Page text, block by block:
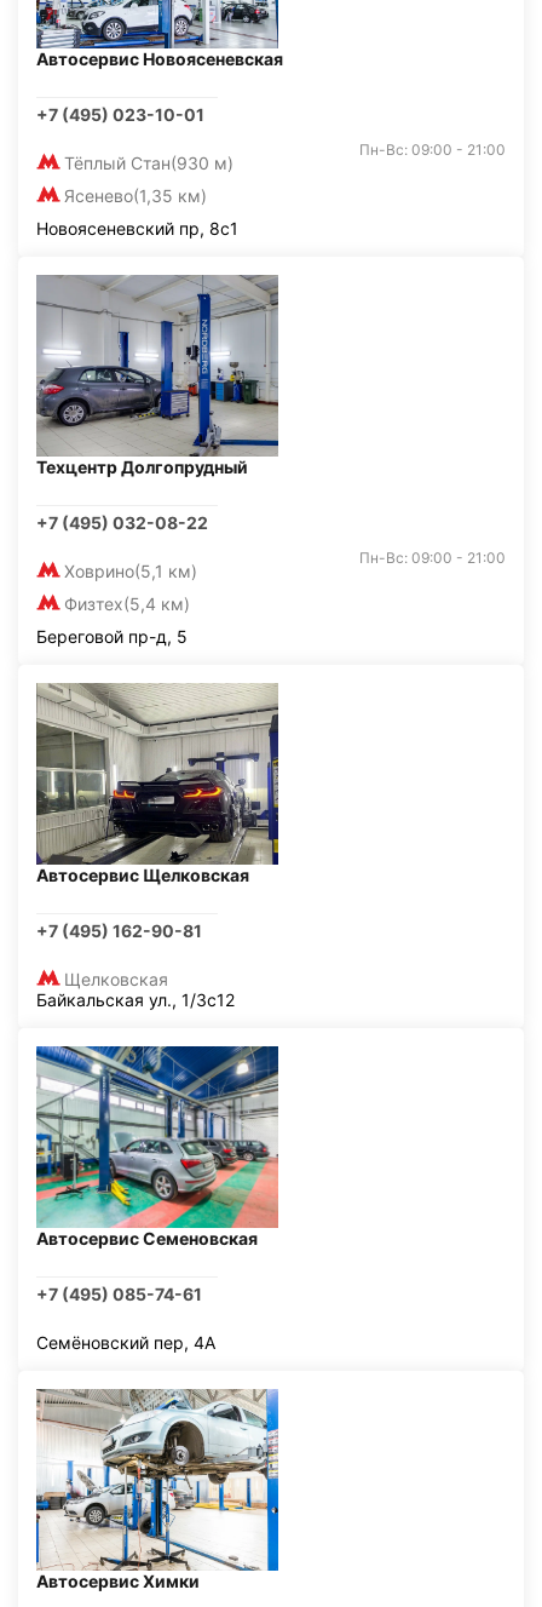
Автосервис Новоясеневская
+7 (495) 023-10-01
Тёплый Стан(930 м)
Ясенево(1,35 км)
Пн-Вс: 09:00 - 21:00
Новоясеневский пр, 8с1
Техцентр Долгопрудный
+7 (495) 032-08-22
Ховрино(5,1 км)
Физтех(5,4 км)
Пн-Вс: 09:00 - 21:00
Береговой пр-д, 5
Автосервис Щелковская
+7 (495) 162-90-81
Щелковская
Байкальская ул., 1/3с12
Автосервис Семеновская
+7 (495) 085-74-61
Семёновский пер, 4А
Автосервис Химки